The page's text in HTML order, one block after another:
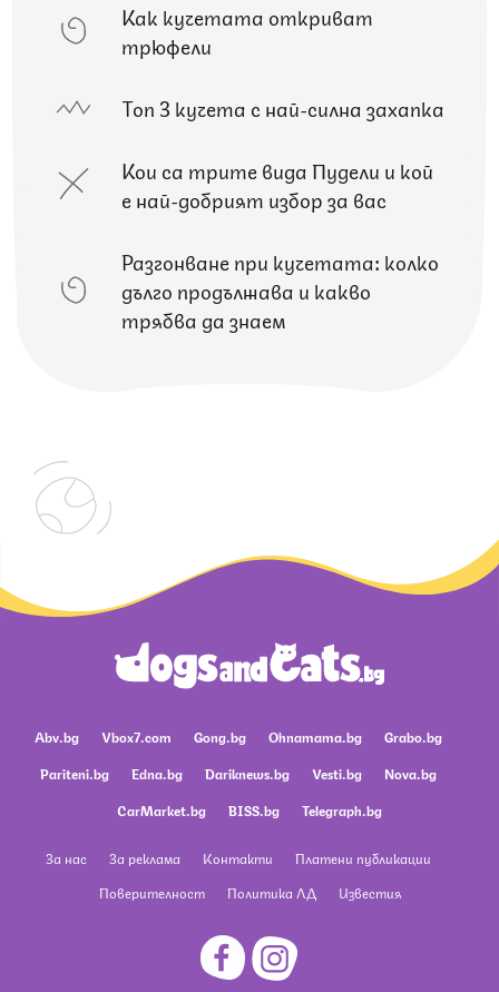
Как кучетата откриват
трюфели
Топ 3 кучета с най-силна захапка
Кои са трите вида Пудели и кой
е най-добрият избор за вас
Разгонване при кучетата: колко
дълго продължава и какво
трябва да знаем
Abv.bg Vbox7.com Gong.bg Ohnamama.bg
Grabo.bg
Pariteni.bg
Edna.bg Dariknews.bg Vesti.bg
Nova.bg
CarMarket.bg
BISS.bg Telegraph.bg
За нас За реклама Контакти
Платени публикации
Поверителност
Политика ЛД Известия